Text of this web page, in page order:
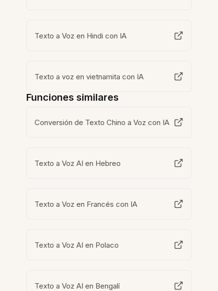
Texto a Voz en Hindi con IA
Texto a voz en vietnamita con IA
Funciones similares
Conversión de Texto Chino a Voz con IA
Texto a Voz AI en Hebreo
Texto a Voz en Francés con IA
Texto a Voz AI en Polaco
Texto a Voz AI en Bengalí